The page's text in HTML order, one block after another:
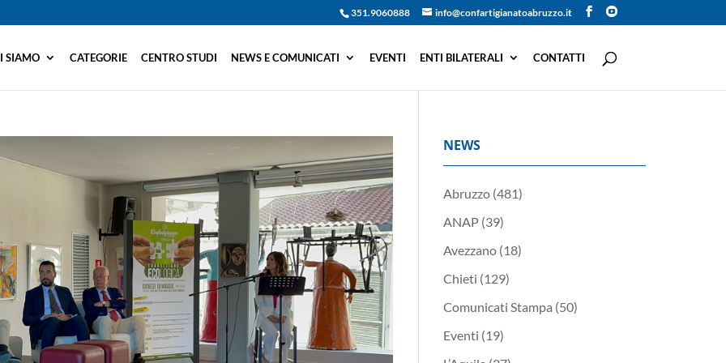
351.9060888 info@confartigianatoabruzzo.it
SIAMO CATEGORIE CENTRO STUDI NEWS E COMUNICATI EVENTI ENTI BILATERALI CONTATTI
NEWS
Abruzzo(481)
ANAP(39)
Avezzano(18)
Chieti (129)
Comunicati Stampa (50)
Eventi (19)